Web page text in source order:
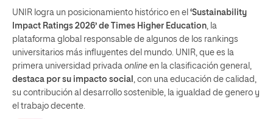
UNIR logra un posicionamiento histórico en el ‘Sustainability
Impact Ratings 2026’ de Times Higher Education, la
plataforma global responsable de algunos de los rankings
universitarios más influyentes del mundo. UNIR, que es la
primera universidad privada online en la clasificación general,
destaca por su impacto social , con una educación de calidad,
su contribución al desarrollo sostenible, la igualdad de genero y
el trabajo decente.